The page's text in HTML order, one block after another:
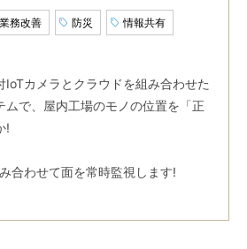
業務改善 防災 情報共有
IoTカメラとクラウドを組み合わせた
ムで、屋内工場のモノの位置を「正
!
合わせて面を常時監視します!